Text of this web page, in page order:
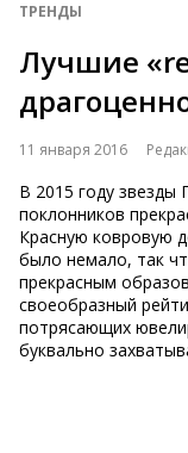
ТРЕНДЫ
Лучшие
11 января 2016
В 2015 году звезды
поклонников
Красную ковровую
было немало, так
прекрасным
своеобразный
потрясающих
буквально